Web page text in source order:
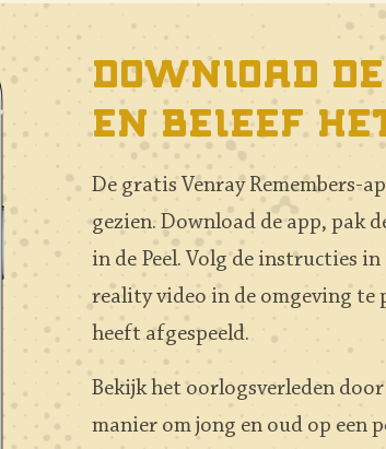
Download
en beleef
De gratis Venray Remembers-
gezien. Download de app, pak
in de Peel. Volg de instructies
reality video in de omgeving te
heeft afgespeeld.
Bekijk het oorlogsverleden door
manier om jong en oud op een